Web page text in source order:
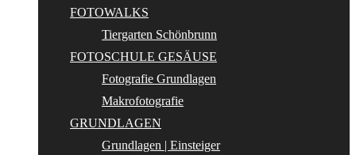
FOTOWALKS
Tiergarten Schönbrunn
FOTOSCHULE GESÄUSE
Fotografie Grundlagen
Makrofotografie
GRUNDLAGEN
Grundlagen | Einsteiger